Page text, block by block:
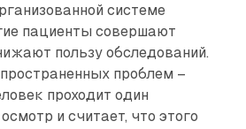
системе
пациенты совершают
пользу обследований.
проблем –
проходит один
и считает, что этого